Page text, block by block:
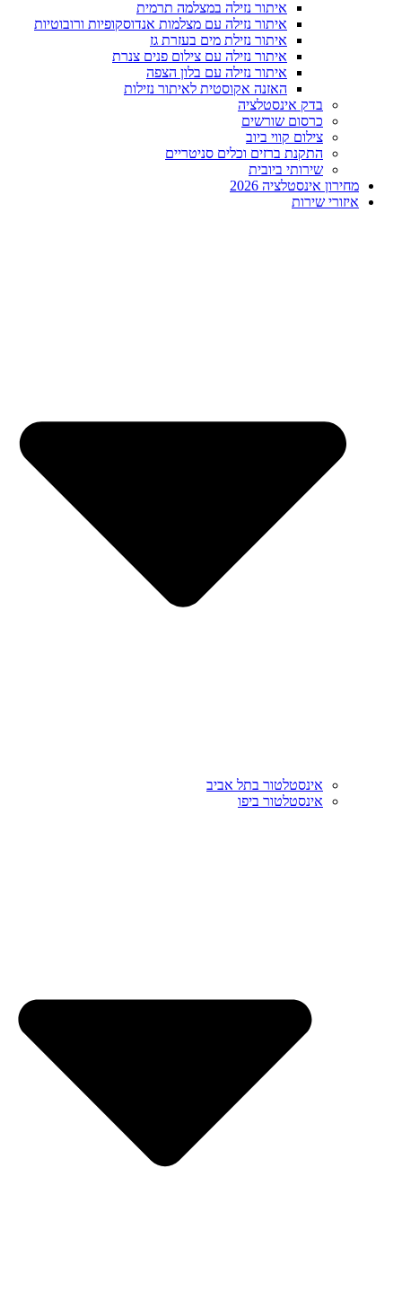
איתור נזילה במצלמה תרמית
איתור נזילה עם מצלמות אנדוסקופיות ורובוטיות
איתור נזילת מים בעזרת גז
איתור נזילה עם צילום פנים צנרת
איתור נזילה עם בלון הצפה
האזנה אקוסטית לאיתור נזילות
בדק אינסטלציה
כרסום שורשים
צילום קווי ביוב
התקנת ברזים וכלים סניטריים
שירותי ביובית
מחירון אינסטלציה 2026
איזורי שירות
אינסטלטור בתל אביב
אינסטלטור ביפו